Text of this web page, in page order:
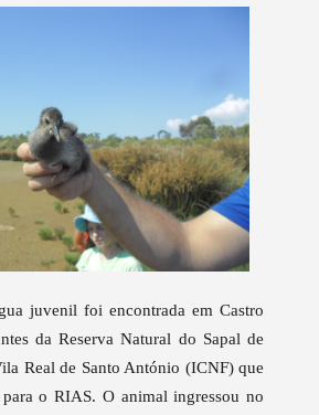
juvenil foi encontrada em Castro
da Reserva Natural do Sapal de
Real de Santo António (ICNF) que
o RIAS. O animal ingressou no